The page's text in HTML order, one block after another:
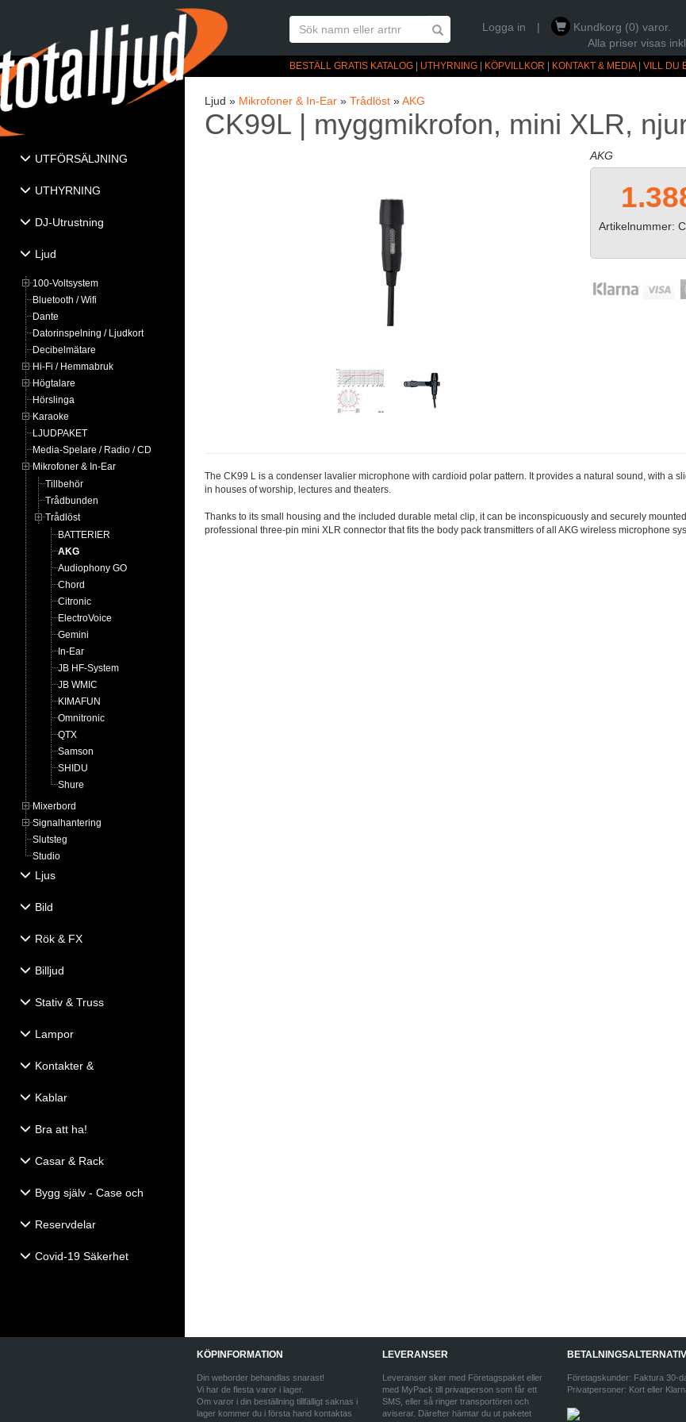
Logga in |
Kundkorg (0) varor.
Alla priser visas
BESTÄLL GRATIS KATALOG UTHYRNING KÖPVILLKOR KONTAKT & MEDIA| VILL DU
UTFÖRSÄLJNING
UTHYRNING
DJ-Utrustning
Ljud
100-Voltsystem
Bluetooth / Wifi
Dante
Datorinspelning / Ljudkort
Decibelmätare
Hi-Fi / Hemmabruk
Högtalare
Hörslinga
Karaoke
LJUDPAKET
Media-Spelare / Radio / CD
Mikrofoner & In-Ear
Tillbehör
Trådbunden
Trådlöst
BATTERIER
AKG
Audiophony GO
Chord
Citronic
ElectroVoice
Gemini
In-Ear
JB HF-System
JB WMIC
KIMAFUN
Omnitronic
QTX
Samson
SHIDU
Shure
Mixerbord
Signalhantering
Slutsteg
Studio
Ljus
Bild
Rök & FX
Billjud
Stativ & Truss
Lampor
Kontakter &
Kablar
Bra att ha!
Casar & Rack
Bygg själv - Case och
Reservdelar
Covid-19 Säkerhet
Ljud » Mikrofoner & In-Ear »Trådlöst »AKG
CK99L | myggmikrofon, mini XLR,
AKG
Artikelnummer:
The CK99 L is a condenser lavalier microphone with cardioid polar pattern. It provides a natural sound, with a
in houses of worship, lectures and theaters.
Thanks to its small housing and the included durable metal clip, it can be inconspicuously and securely
professional three-pin mini XLR connector that fits the body pack transmitters of all AKG wireless microphone
KÖPINFORMATION
Din weborder behandlas snarast!
Vi har de flesta varor i lager.
Om varor i din beställning tillfälligt saknas i
lager kommer du i första hand kontaktas
LEVERANSER
Leveranser sker med Företagspaket eller
med MyPack till privatperson som får ett
SMS, eller så ringer transportören och
aviserar. Därefter hämtar du ut paketet
BETALNINGSALTERNATIV
Företagskunder: Faktura 30-
Privatpersoner: Kort eller